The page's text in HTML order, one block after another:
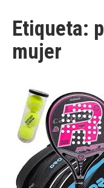
Etiqueta:
mujer